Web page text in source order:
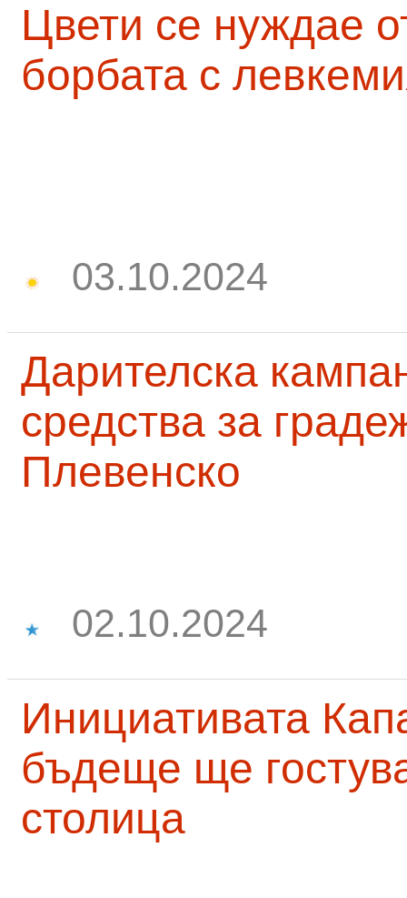
Цвети се нуждае
борбата с
03.10.2024
Дарителска
средства за
Плевенско
02.10.2024
Инициативата
бъдеще ще
столица